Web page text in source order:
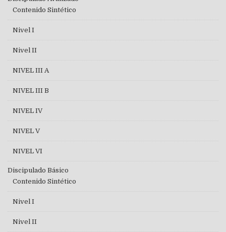
Contenido Sintético
Nivel I
Nivel II
NIVEL III A
NIVEL III B
NIVEL IV
NIVEL V
NIVEL VI
Discipulado Básico
Contenido Sintético
Nivel I
Nivel II